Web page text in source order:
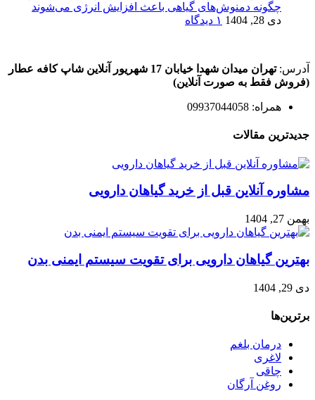
چگونه دمنوش‌های گیاهی باعث افزایش انرژی می‌شوند
دی 28, 1404
۱ دیدگاه
آدرس:تهران میدان شهدا خیابان 17 شهریور آنلاین شاپ کافه عطار
(فروش فقط به صورت آنلاین)
همراه: 09937044058
جدیدترین مقالات
مشاوره آنلاین قبل از خرید گیاهان دارویی
بهمن 27, 1404
بهترین گیاهان دارویی برای تقویت سیستم ایمنی بدن
دی 29, 1404
برترین‌ها
درمان بلغم
لاغری
چاقی
روغن آرگان